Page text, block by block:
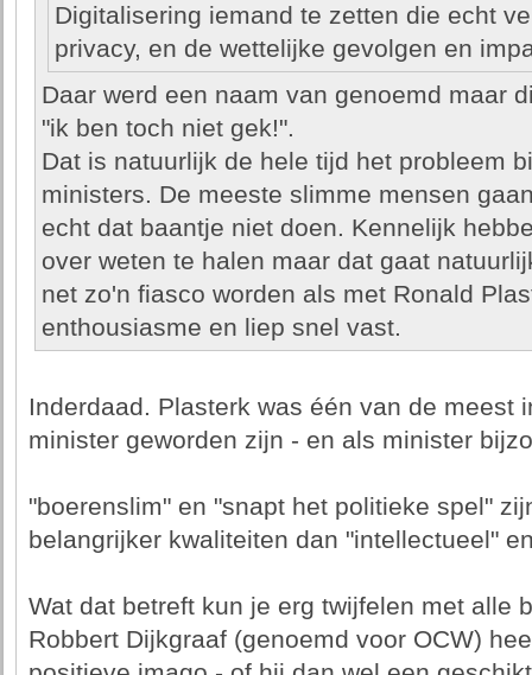
Digitalisering iemand te zetten die echt
privacy, en de wettelijke gevolgen en
Daar werd een naam van genoemd maar
"ik ben toch niet gek!".
Dat is natuurlijk de hele tijd het probleem
ministers. De meeste slimme mensen
echt dat baantje niet doen. Kennelijk
over weten te halen maar dat gaat
net zo'n fiasco worden als met Ronald
enthousiasme en liep snel vast.
Inderdaad. Plasterk was één van de meest
minister geworden zijn - en als minister
"boerenslim" en "snapt het politieke spel"
belangrijker kwaliteiten dan "intellectueel"
Wat dat betreft kun je erg twijfelen met alle
Robbert Dijkgraaf (genoemd voor OCW)